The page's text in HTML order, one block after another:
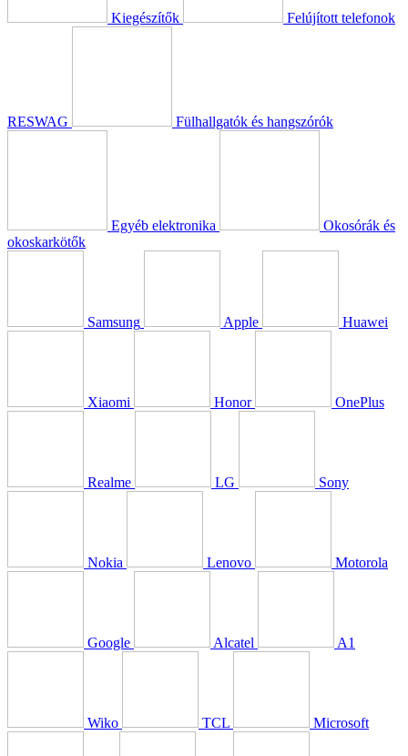
Kiegészítők Felújított telefonok
RESWAG Fülhallgatók és hangszórók
Egyéb elektronika
Okosórák és
okoskarkötők
Samsung Apple Huawei
Xiaomi Honor OnePlus
Realme LG Sony
Nokia Lenovo Motorola
Google Alcatel A1
Wiko TCL Microsoft